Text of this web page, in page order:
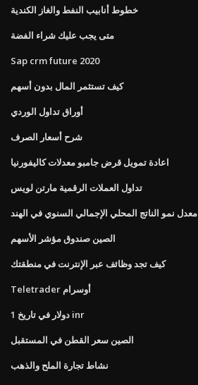
خطوط أنابيب النفط والغاز الكندية
متى يجب عليك شراء الفضة
Sap crm future 2020
كيف تستثمر المال بدون أسهم
أوراق تداول الوردي
شرح أسعار الصرف
اعادة تمويل قرض جامبو معدلات كاليفورنيا
تداول العملات الرقمية مارتن لويس
معدل نمو الناتج المحلي الإجمالي السنوي في الهند
الصين صندوق مؤشر الأسهم
كيف تجد وظائف عبر الإنترنت في منطقتك
Teletrader أوسرام
1 دولار في تاريخ inr
الصين سعر القطن في المستقبل
نشاط تجارة الملح والذهب